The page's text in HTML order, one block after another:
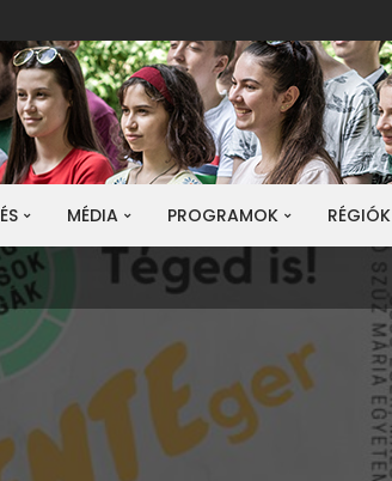
MÉDIA PROGRAMOK RÉGIÓK